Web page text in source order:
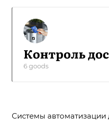
Контроль
6 goods
Системы